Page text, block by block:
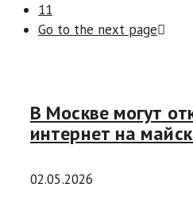
11
Go to the next page
В Москве могут
интернет на
02.05.2026